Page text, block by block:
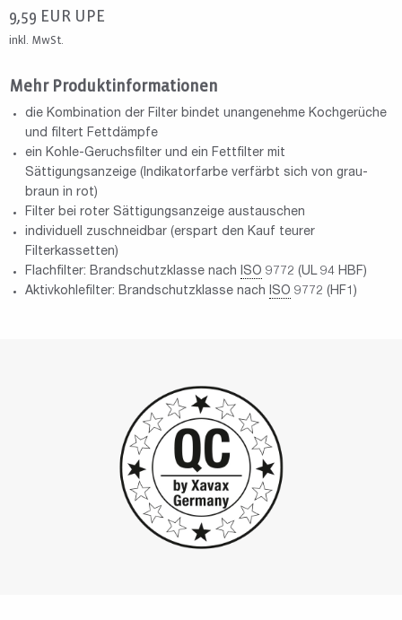
9,59 EUR UPE
inkl. MwSt.
Mehr Produktinformationen
die Kombination der Filter bindet unangenehme Kochgerüche
und filtert Fettdämpfe
ein Kohle-Geruchsfilter und ein Fettfilter mit
Sättigungsanzeige (Indikatorfarbe verfärbt sich von grau-
braun in rot)
Filter bei roter Sättigungsanzeige austauschen
individuell zuschneidbar (erspart den Kauf teurer
Filterkassetten)
Flachfilter: Brandschutzklasse nach ISO 9772 (UL 94 HBF)
Aktivkohlefilter: Brandschutzklasse nach ISO 9772 (HF1)